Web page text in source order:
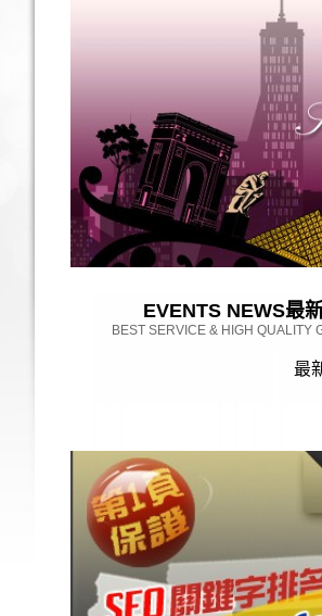
EVENTS NEWS最
BEST SERVICE & HIGH QUALITY
最